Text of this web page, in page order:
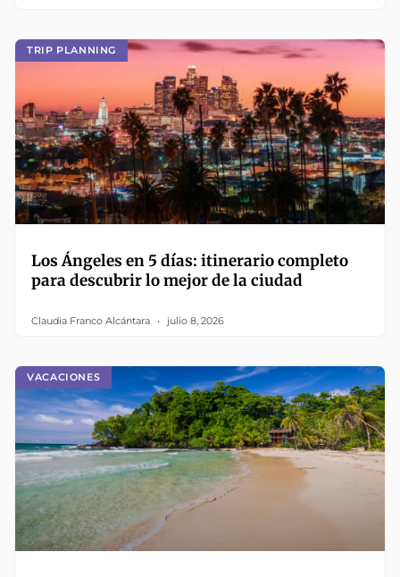
TRIP PLANNING
Los Ángeles en 5 días: itinerario completo
para descubrir lo mejor de la ciudad
Claudia Franco Alcántara julio 8, 2026
VACACIONES